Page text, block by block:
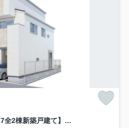
【横浜市西区元久保町10-7全2棟新築戸建て】★仲介手数料無料★（富士見台小学校・岩井原中学校）